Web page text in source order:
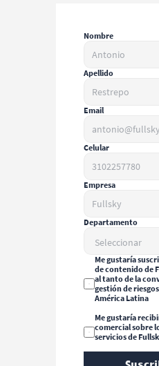
Nombre
Apellido
Email
Celular
Empresa
Departamento
Me gustaría
de contenido de
al tanto de la
gestión de
América Latina
Me gustaría
comercial sobre
servicios de